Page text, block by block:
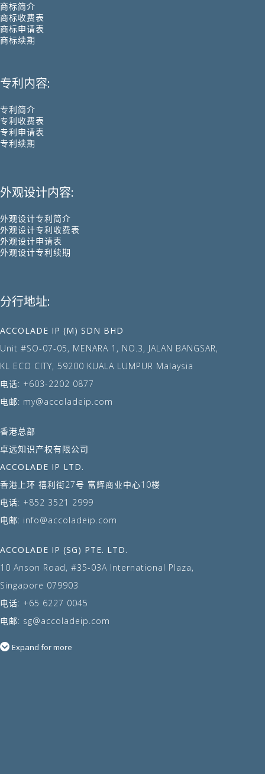
商标简介
商标收费表
商标申请表
商标续期
专利内容:
专利简介
专利收费表
专利申请表
专利续期
外观设计内容:
外观设计专利简介
外观设计专利收费表
外观设计申请表
外观设计专利续期
分行地址:
ACCOLADE IP (M) SDN BHD
Unit #SO-07-05, MENARA 1, NO.3, JALAN BANGSAR,
KL ECO CITY, 59200 KUALA LUMPUR Malaysia
电话: +603-2202 0877
电邮: my@accoladeip.com
香港总部
卓远知识产权有限公司
ACCOLADE IP LTD.
香港上环 禧利街27号 富辉商业中心10楼
电话: +852 3521 2999
电邮: info@accoladeip.com
ACCOLADE IP (SG) PTE. LTD.
10 Anson Road, #35-03A International Plaza,
Singapore 079903
电话: +65 6227 0045
电邮: sg@accoladeip.com
Expand for more